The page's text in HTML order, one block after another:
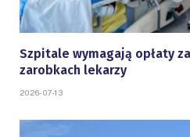
Szpitale wymagają opłaty
zarobkach lekarzy
2026-07-13